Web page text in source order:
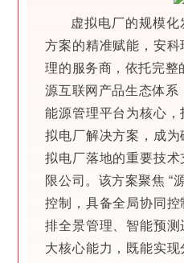
虚拟电厂的规模
方案的精准赋能，安
理的服务商，依托完整
源互联网产品生态体系
能源管理平台为核心
拟电厂解决方案，成
拟电厂落地的重要技
限公司。该方案聚焦 “
控制，具备全局协同
排全景管理、智能预
大核心能力，既能实